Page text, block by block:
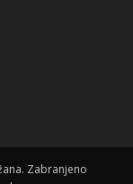
Zabranjeno